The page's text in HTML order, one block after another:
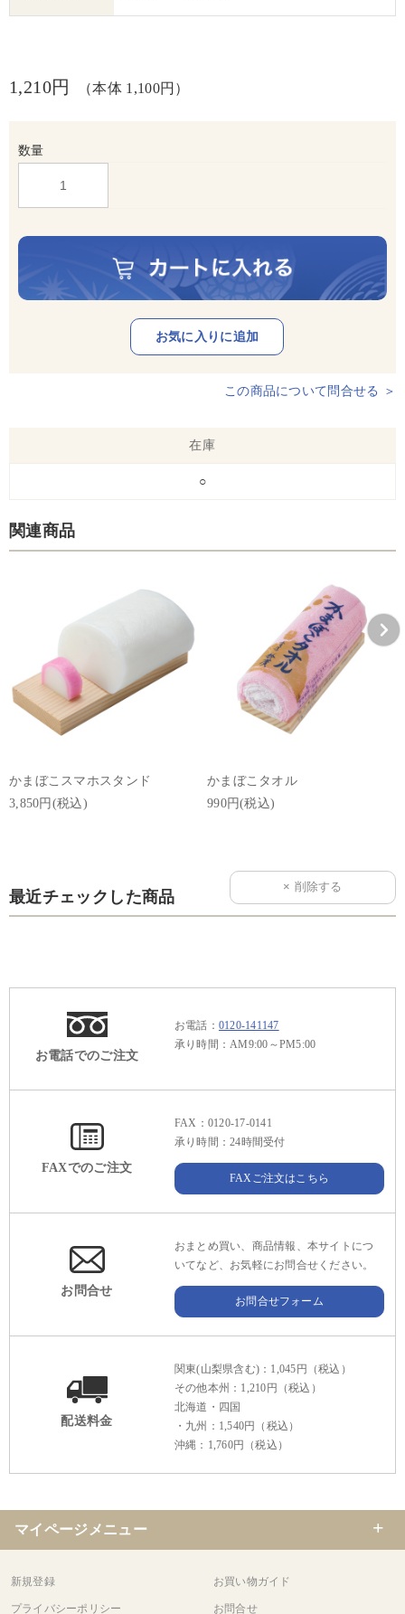
1,210円 （本体 1,100円）
数量
この商品について問合せる ＞
在庫
○
関連商品
かまぼこスマホスタンド
3,850円(税込)
かまぼこタオル
990円(税込)
最近チェックした商品
お電話でのご注文
お電話： 0120-141147
承り時間：AM9:00～PM5:00
FAXでのご注文
FAX：0120-17-0141
承り時間：24時間受付
FAXご注文はこちら
お問合せ
おまとめ買い、商品情報、本サイトにつ
いてなど、お気軽にお問合せください。
お問合せフォーム
配送料金
関東(山梨県含む)：1,045円（税込）
その他本州：1,210円（税込）
北海道・四国
・九州：1,540円（税込）
沖縄：1,760円（税込）
マイページメニュー
新規登録 お買い物ガイド
プライバシーポリシー お問合せ